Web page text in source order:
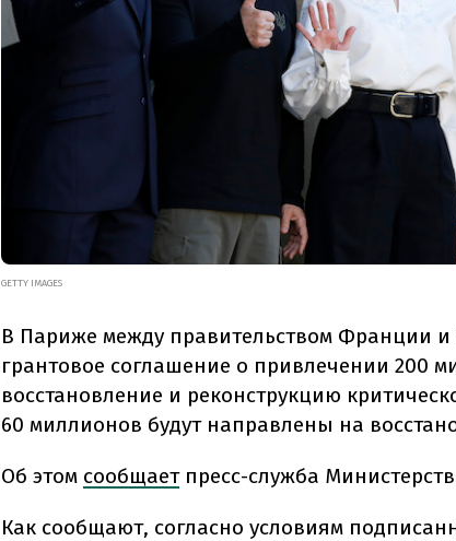
GETTY IMAGES
В Париже между правительством Франции
грантовое соглашение о привлечении 200
восстановление и реконструкцию
60 миллионов будут направлены на
Об этом сообщаетпресс-служба
Как сообщают, согласно условиям